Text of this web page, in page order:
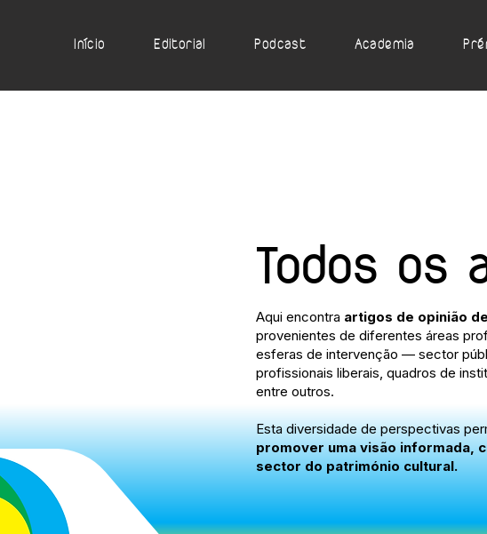
Início Editorial Podcast Academia
Todos os
Aqui encontra artigos de opinião
provenientes de diferentes áreas
esferas de intervenção — sector
profissionais liberais, quadros de
entre outros.
Esta diversidade de perspectivas
promover uma visão informada,
sector do património cultural.